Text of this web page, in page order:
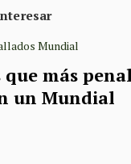
que más
un Mundial